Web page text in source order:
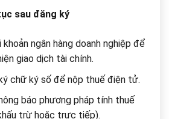
sau đăng ký
khoản ngân hàng doanh nghiệp để
giao dịch tài chính.
chữ ký số để nộp thuế điện tử.
báo phương pháp tính thuế
trừ hoặc trực tiếp).